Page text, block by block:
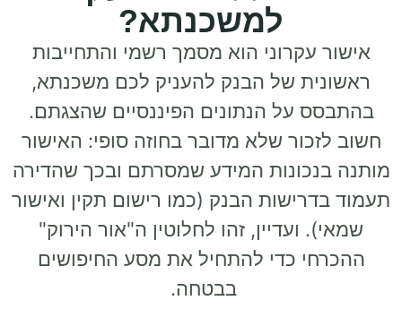
למשכנתא?
אישור עקרוני הוא מסמך רשמי והתחייבות
ראשונית של הבנק להעניק לכם משכנתא,
בהתבסס על הנתונים הפיננסיים שהצגתם.
חשוב לזכור שלא מדובר בחוזה סופי: האישור
מותנה בנכונות המידע שמסרתם ובכך שהדירה
תעמוד בדרישות הבנק (כמו רישום תקין ואישור
שמאי). ועדיין, זהו לחלוטין ה"אור הירוק"
ההכרחי כדי להתחיל את מסע החיפושים
בבטחה.